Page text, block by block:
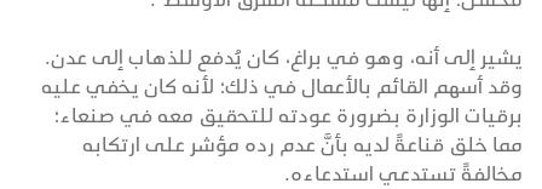
يشير إلى أنه، وهو في براغ، كان يُدفع للذهاب إلى عدن.
وقد أسهم القائم بالأعمال في ذلك؛ لأنه كان يخفي عليه
برقيات الوزارة بضرورة عودته للتحقيق معه في صنعاء؛
مما خلق قناعةً لديه بأنَّ عدم رده مؤشر على ارتكابه
مخالفةً تستدعي استدعاءه.